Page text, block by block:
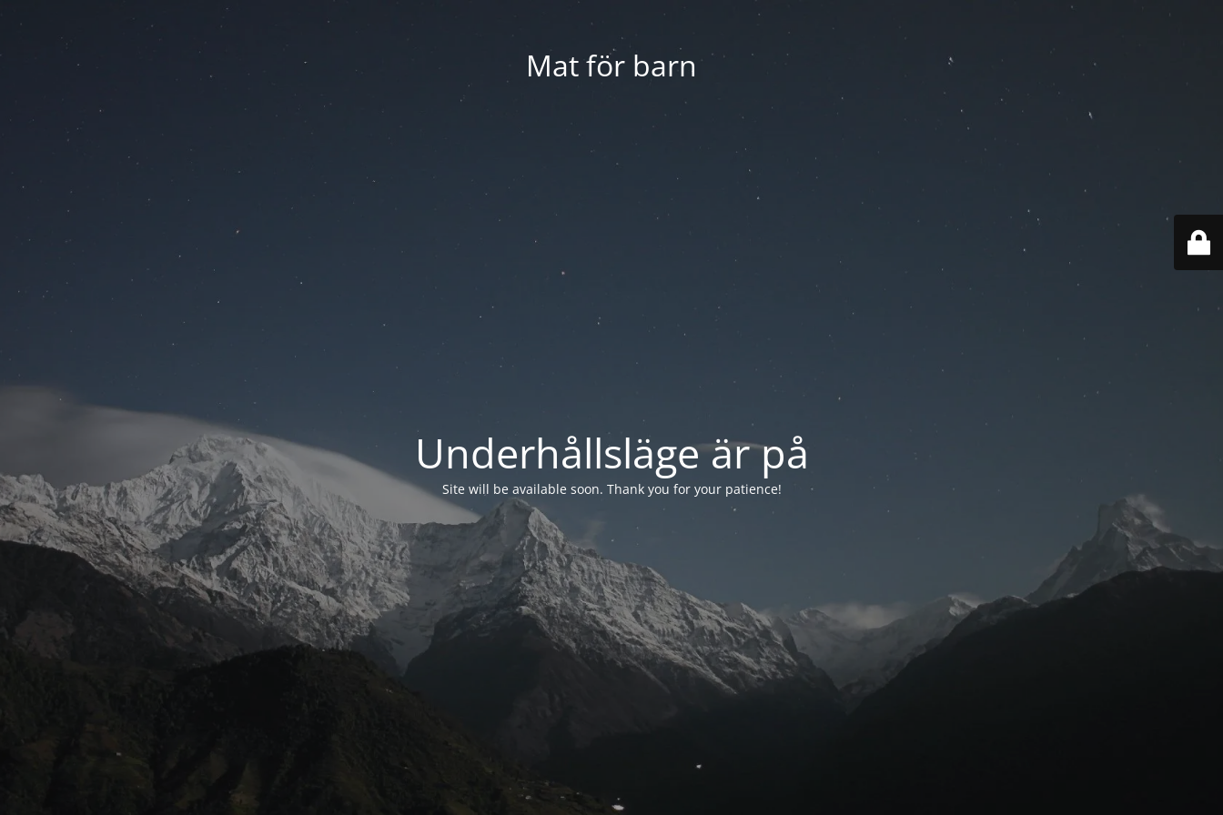
Mat för barn
Underhållsläge är på
Site will be available soon. Thank you for your patience!